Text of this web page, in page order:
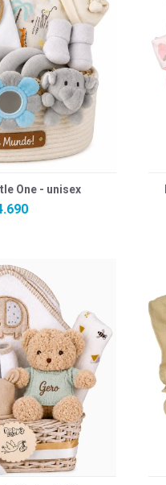
One - unisex